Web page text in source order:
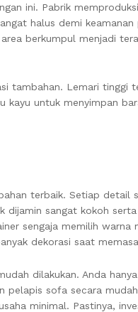
ini. Pabrik
halus demi
berkumpul menjadi
tambahan. Lemari tinggi
untuk menyimpan
terbaik. Setiap detail
sangat kokoh
sengaja memilih
dekorasi saat
dilakukan. Anda
pelapis sofa secara
minimal. Pastinya,